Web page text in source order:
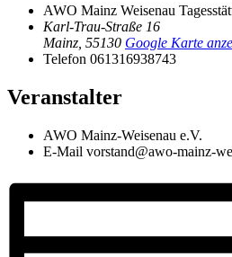
AWO Mainz Weisenau
Karl-Trau-Straße 16
Mainz 55130 Google Karte
Telefon 061316938743
Veranstalter
AWO Mainz-Weisenau e.V.
E-Mail vorstand@awo-mainz-